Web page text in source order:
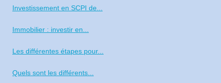
Investissement en SCPI de...
Immobilier : investir en...
Les différentes étapes pour...
Quels sont les différents...